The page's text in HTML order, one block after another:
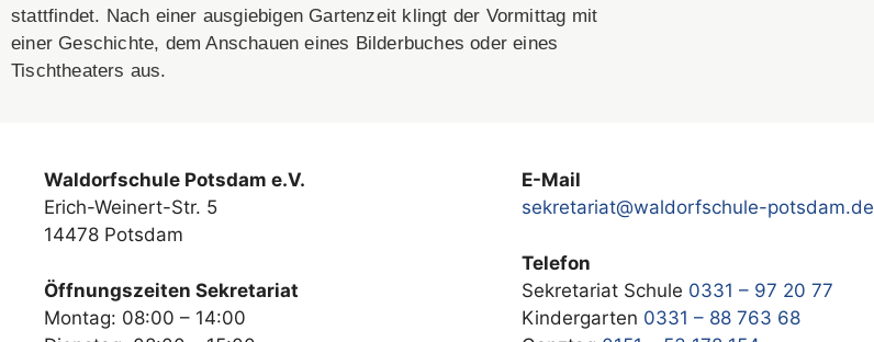
stattfindet. Nach einer ausgiebigen Gartenzeit klingt der Vormittag mit
einer Geschichte, dem Anschauen eines Bilderbuches oder eines
Tischtheaters aus.
Waldorfschule Potsdam e.V.
Erich-Weinert-Str. 5
14478 Potsdam
Öffnungszeiten Sekretariat
Montag: 08:00 – 14:00
E-Mail
sekretariat@waldorfschule-potsdam.de
Telefon
Sekretariat Schule 0331 – 97 20 77
Kindergarten 0331 – 88 763 68